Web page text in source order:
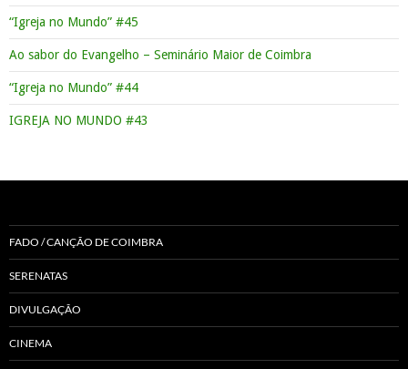
“Igreja no Mundo” #45
Ao sabor do Evangelho – Seminário Maior de Coimbra
“Igreja no Mundo” #44
IGREJA NO MUNDO #43
FADO / CANÇÃO DE COIMBRA
SERENATAS
DIVULGAÇÃO
CINEMA